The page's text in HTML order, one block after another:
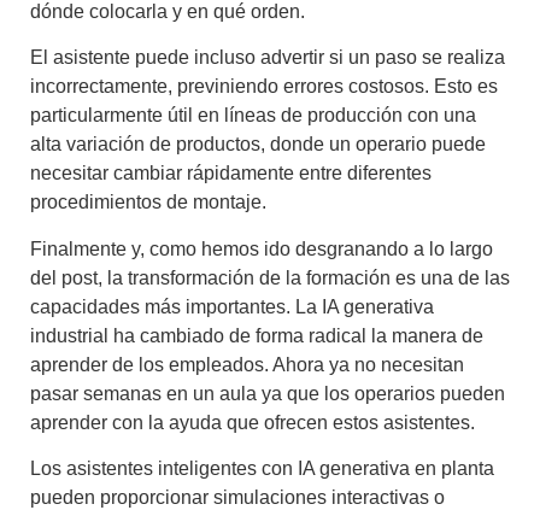
dónde colocarla y en qué orden.
El asistente puede incluso advertir si un paso se realiza
incorrectamente, previniendo errores costosos. Esto es
particularmente útil en líneas de producción con una
alta variación de productos, donde un operario puede
necesitar cambiar rápidamente entre diferentes
procedimientos de montaje.
Finalmente y, como hemos ido desgranando a lo largo
del post, la transformación de la formación es una de las
capacidades más importantes. La IA generativa
industrial
ha cambiado de forma radical la manera de
aprender de los empleados. Ahora ya no necesitan
pasar semanas en un aula ya que los operarios pueden
aprender con la ayuda que ofrecen estos asistentes.
Los asistentes inteligentes con IA generativa en planta
pueden proporcionar simulaciones interactivas o